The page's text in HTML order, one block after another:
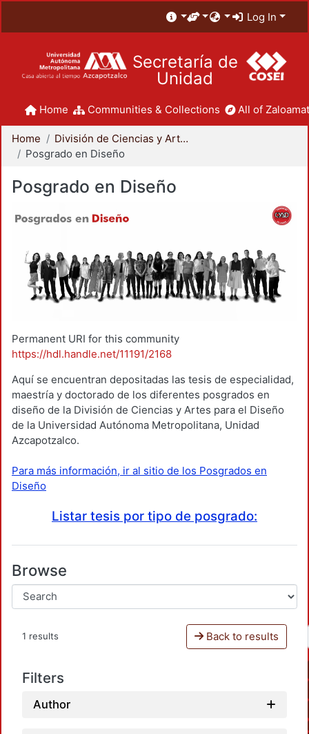
Log In
Secretaría de
Unidad
Home Communities & Collections All of
Home
División de Ciencias y Artes para el Diseño
Posgrado en Diseño
Posgrado en Diseño
Permanent URI for this community
https://hdl.handle.net/11191/2168
Aquí se encuentran depositadas las tesis de especialidad,
maestría y doctorado de los diferentes posgrados en
diseño de la División de Ciencias y Artes para el Diseño
de la Universidad Autónoma Metropolitana, Unidad
Azcapotzalco.
Para más información, ir al sitio de los Posgrados en
Diseño
Listar tesis por tipo de posgrado:
Browse
1 results Back to results
Filters
Author